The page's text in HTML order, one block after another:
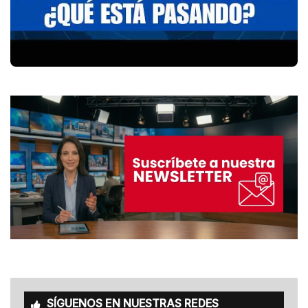
SÍGUENOS EN NUESTRAS REDES